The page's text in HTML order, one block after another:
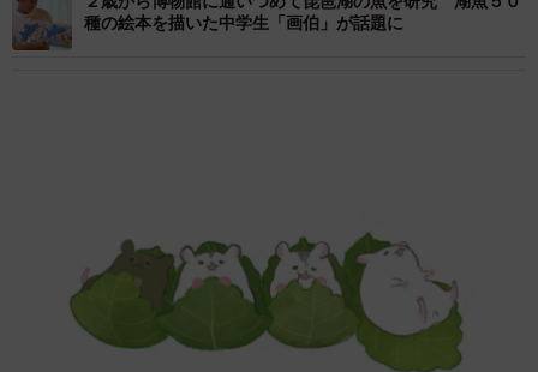
種の絵本を描いた中学生「画伯」が話題に